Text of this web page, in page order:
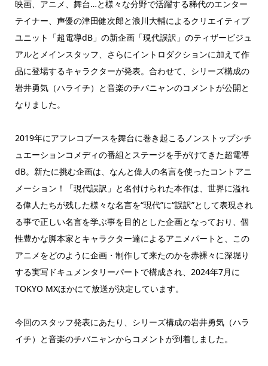
映画、アニメ、舞台…と様々な分野で活躍する稀代のエンター
テイナー、声優の津田健次郎と浪川大輔によるクリエイティブ
ユニット「超電導dB」の新企画「現代誤訳」のティザービジュ
アルとメインスタッフ、さらにイントロダクションに加えて作
品に登場するキャラクターが発表。合わせて、シリーズ構成の
岩井勇気（ハライチ）と音楽のチバニャンのコメントが公開と
なりました。
2019年にアフレコブースを舞台に巻き起こるノンストップシチ
ュエーションコメディの番組とステージを手がけてきた超電導
dB。新たに挑む企画は、なんと偉人の名言を使ったコントアニ
メーション！「現代誤訳」と名付けられた本作は、世界に溢れ
る偉人たちが残した様々な名言を“現代”に“誤訳”として表現され
る事で正しい名言を学ぶ事を目的とした企画となっており、個
性豊かな脚本家とキャラクター達によるアニメパートと、この
アニメをどのように企画・制作して来たのかを赤裸々に深堀り
する実写ドキュメンタリーパートで構成され、2024年7月に
TOKYO MXほかにて放送が決定しています。
今回のスタッフ発表にあたり、シリーズ構成の岩井勇気（ハラ
イチ）と音楽のチバニャンからコメントが到着しました。